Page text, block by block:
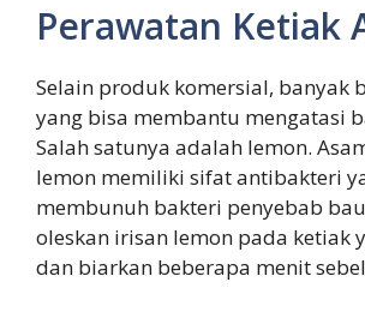
Perawatan Ketiak
Selain produk komersial, banyak
yang bisa membantu mengatasi
Salah satunya adalah lemon.
lemon memiliki sifat antibakteri
membunuh bakteri penyebab
oleskan irisan lemon pada ketiak
dan biarkan beberapa menit